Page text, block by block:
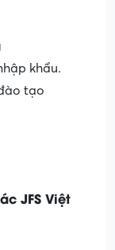
khẩu.
tạo
JFS Việt